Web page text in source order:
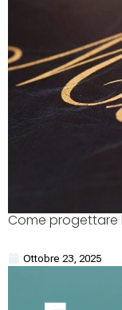
Come progettare
Ottobre 23, 2025